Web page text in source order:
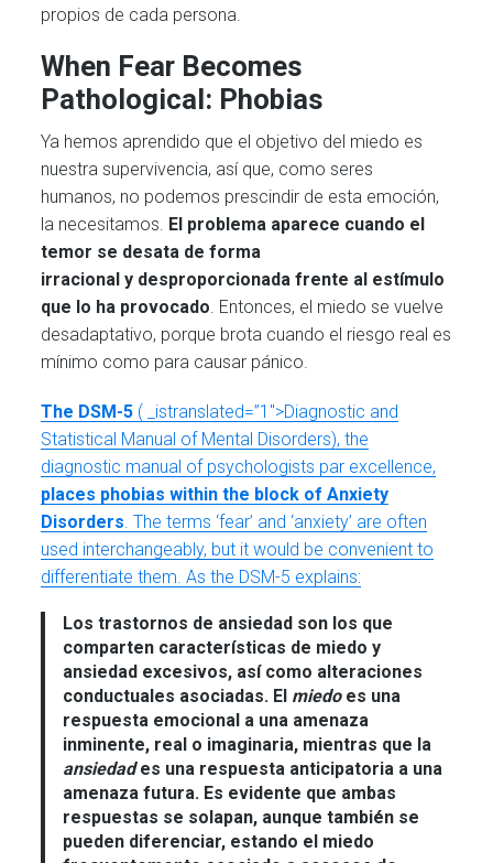
propios de cada persona.
When Fear Becomes
Pathological: Phobias
Ya hemos aprendido que el objetivo del miedo es
nuestra supervivencia, así que, como seres
humanos, no podemos prescindir de esta emoción,
la necesitamos. El problema aparece cuando el
temor se desata de forma
irracional y desproporcionada frente al estímulo
que lo ha provocado. Entonces, el miedo se vuelve
desadaptativo, porque brota cuando el riesgo real es
mínimo como para causar pánico.
The DSM-5 ( _istranslated=”1″>Diagnostic and
Statistical Manual of Mental Disorders), the
diagnostic manual of psychologists par excellence,
places phobias within the block of Anxiety
Disorders . The terms ‘fear’ and ‘anxiety’ are often
used interchangeably, but it would be convenient to
differentiate them. As the DSM-5 explains:
Lostrastornos de ansiedad son los que
comparten características de miedo y
ansiedad excesivos, así como alteraciones
conductuales asociadas. El miedoes una
respuesta emocional a una amenaza
inminente, real o imaginaria, mientras que la
ansiedades una respuesta anticipatoria a una
amenaza futura. Es evidente que ambas
respuestas se solapan, aunque también se
pueden diferenciar, estando el miedo